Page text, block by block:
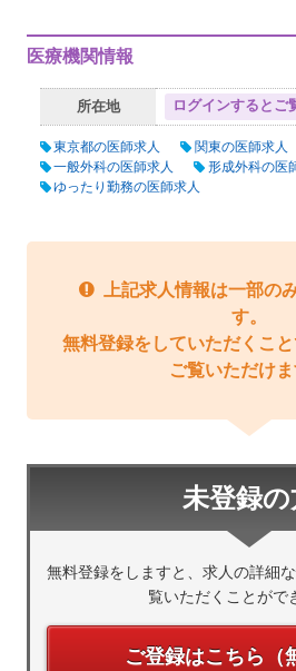
医療機関情報
所在地 ログインするとご
東京都の医師求人 関東の医師求人
一般外科の医師求人
形成外科の医
ゆったり勤務の医師求人
上記求人情報は一部の
す。
無料登録をしていただくこ
ご覧いただけま
未登録の
無料登録をしますと、求人の詳細
覧いただくことがで
ご登録はこちら（